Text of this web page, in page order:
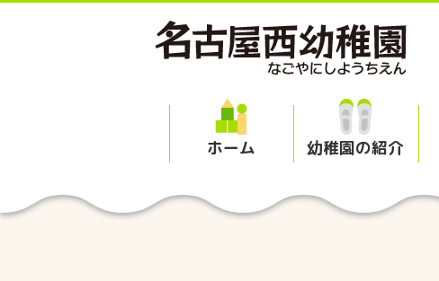
ホーム 幼稚園の紹介